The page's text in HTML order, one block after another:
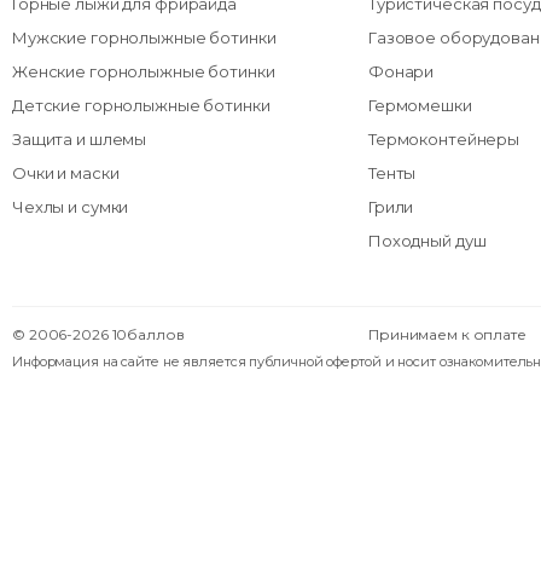
Мужские горнолыжные ботинки
Женские горнолыжные ботинки
Детские горнолыжные ботинки
Защита и шлемы
Очки и маски
Чехлы и сумки
Газовое
Фонари
Гермомешки
Термоконтейнеры
Тенты
Грили
Походный душ
© 2006-2026 10баллов Принимаем к оплате
Информация на сайте не является публичной офертой и носит